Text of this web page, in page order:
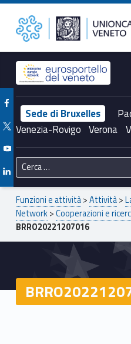
BRRO20221207016 – Unioncamere del Veneto
Header info sidebar
Sede di Bruxelles
Venezia-Rovigo Verona
Facebook Unioncamere Veneto
Twitter Unioncamere Veneto
Youtube Unioncamere Veneto
Linkedin Unioncamere Veneto
Ricerca per:
Breadcrumbs navigation
Funzioni e attività>Attività>
Network>Cooperazioni e
BRRO20221207016